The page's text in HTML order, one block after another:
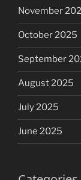
November
October 2025
September
August 2025
July 2025
June 2025